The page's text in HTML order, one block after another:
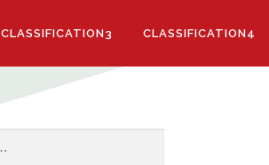
CLASSIFICATION3 CLASSIFICATION4